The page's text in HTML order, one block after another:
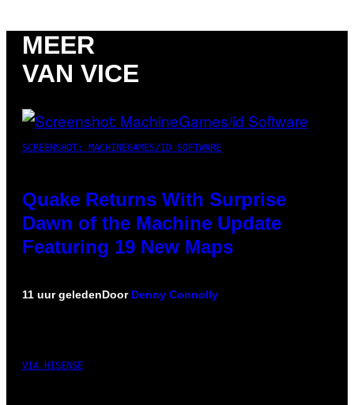
MEER
VAN VICE
SCREENSHOT: MACHINEGAMES/ID SOFTWARE
Quake Returns With Surprise
Dawn of the Machine Update
Featuring 19 New Maps
11 uur geledenDoor Denny Connolly
VIA HISENSE